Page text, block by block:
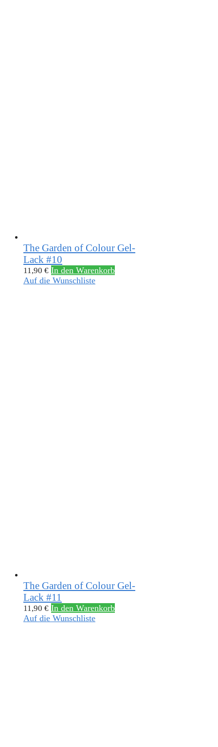
The Garden of Colour Gel-
Lack #10
11,90 € In den Warenkorb
Auf die Wunschliste
The Garden of Colour Gel-
Lack #11
11,90 € In den Warenkorb
Auf die Wunschliste